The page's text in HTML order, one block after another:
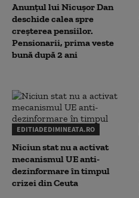
Anunțul lui Nicușor Dan
deschide calea spre
creșterea pensiilor.
Pensionarii, prima veste
bună după 2 ani
EDITIADEDIMINEATA.RO
Niciun stat nu a activat
mecanismul UE anti-
dezinformare în timpul
crizei din Ceuta